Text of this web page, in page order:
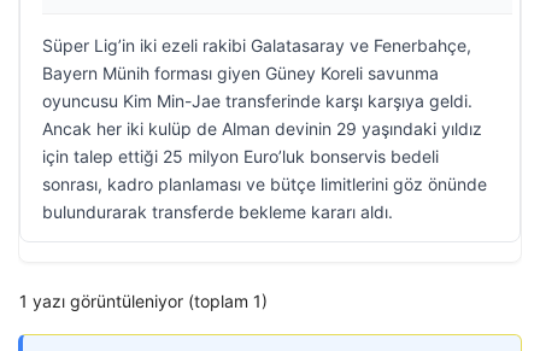
Süper Lig’in iki ezeli rakibi Galatasaray ve Fenerbahçe,
Bayern Münih forması giyen Güney Koreli savunma
oyuncusu Kim Min-Jae transferinde karşı karşıya geldi.
Ancak her iki kulüp de Alman devinin 29 yaşındaki yıldız
için talep ettiği 25 milyon Euro’luk bonservis bedeli
sonrası, kadro planlaması ve bütçe limitlerini göz önünde
bulundurarak transferde bekleme kararı aldı.
1 yazı görüntüleniyor (toplam 1)